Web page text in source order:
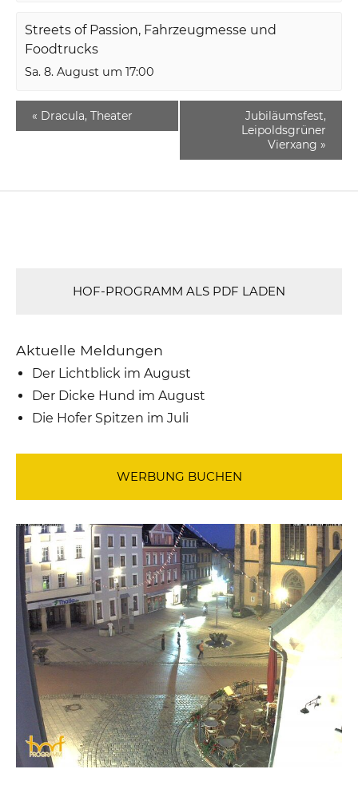
Streets of Passion, Fahrzeugmesse und
Foodtrucks
Sa. 8. August um 17:00
« Dracula, Theater
Jubiläumsfest,
Leipoldsgrüner
Vierxang »
HOF-PROGRAMM ALS PDF LADEN
Aktuelle Meldungen
Der Lichtblick im August
Der Dicke Hund im August
Die Hofer Spitzen im Juli
WERBUNG BUCHEN